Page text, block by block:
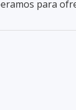
para